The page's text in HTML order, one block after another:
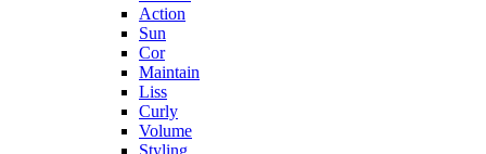
Action
Sun
Cor
Maintain
Liss
Curly
Volume
Styling